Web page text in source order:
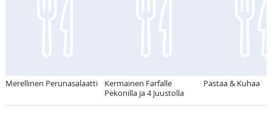
Merellinen Perunasalaatti
Kermainen Farfalle
Pekonilla ja 4 Juustolla
Pastaa & Kuhaa